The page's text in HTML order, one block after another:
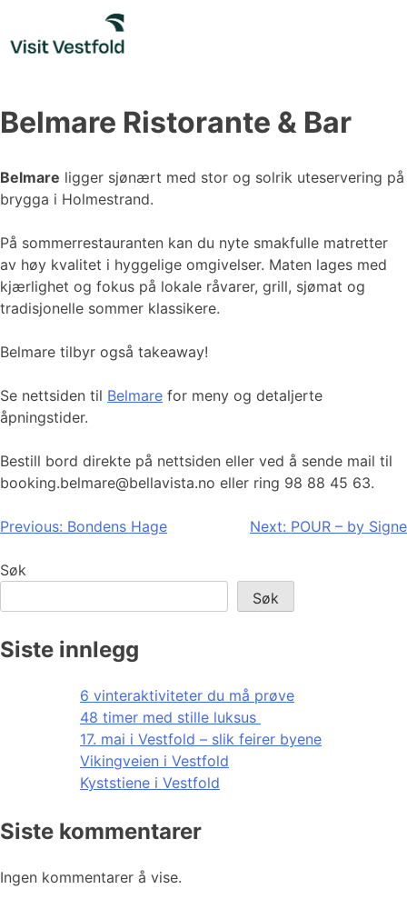
content
Belmare Ristorante & Bar
Belmare ligger sjønært med stor og solrik uteservering på
brygga i Holmestrand.
På sommerrestauranten kan du nyte smakfulle matretter
av høy kvalitet i hyggelige omgivelser. Maten lages med
kjærlighet og fokus på lokale råvarer, grill, sjømat og
tradisjonelle sommer klassikere.
Belmare tilbyr også takeaway!
Se nettsiden til Belmare for meny og detaljerte
åpningstider.
Bestill bord direkte på nettsiden eller ved å sende mail til
booking.belmare@bellavista.no eller ring 98 88 45 63.
Innleggsnavigasjon
Previous: Bondens Hage Next: POUR – by Signe
Søk
Søk
Siste innlegg
6 vinteraktiviteter du må prøve
48 timer med stille luksus
17. mai i Vestfold – slik feirer byene
Vikingveien i Vestfold
Kyststiene i Vestfold
Siste kommentarer
Ingen kommentarer å vise.